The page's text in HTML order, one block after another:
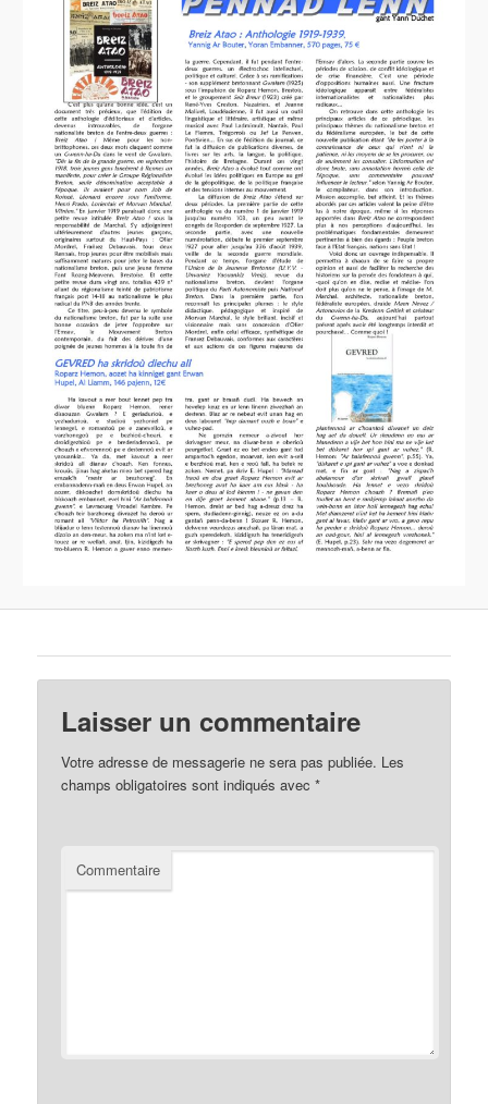
Laisser un commentaire
Votre adresse de messagerie ne sera pas publiée. Les
champs obligatoires sont indiqués avec*
Commentaire